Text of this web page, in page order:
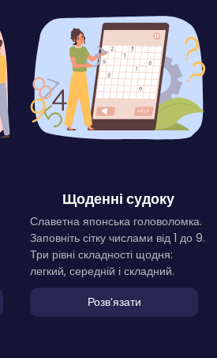
Щоденні судоку
Славетна японська головоломка.
Заповніть сітку числами від 1 до 9.
Три рівні складності щодня:
легкий, середній і складний.
Розвʼязати